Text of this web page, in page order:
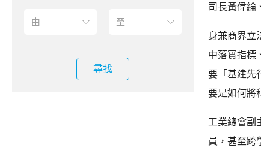
尋找
司長黃偉綸
身兼商界立
中落實指標
要「基建先
要是如何將
工業總會副
員，甚至跨